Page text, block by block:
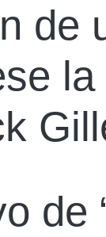
de
de